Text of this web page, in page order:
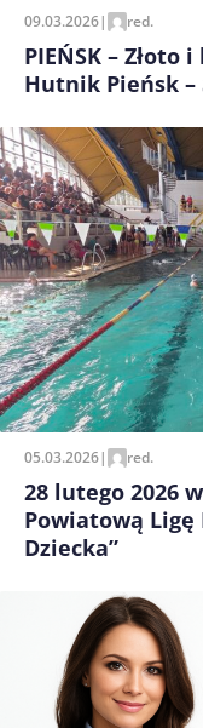
09.03.2026| red.
PIEŃSK – Złoto
Hutnik Pieńsk –
05.03.2026| red.
28 lutego 2026
Powiatową Ligę
Dziecka”